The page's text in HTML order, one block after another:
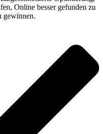
Online besser gefunden zu
gewinnen.